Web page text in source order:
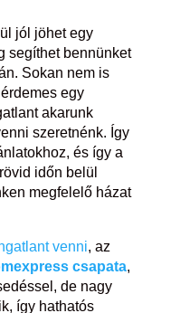
jól jöhet egy
segíthet bennünket
Sokan nem is
egy
akarunk
szeretnénk. Így
és így a
időn belül
megfelelő házat
venni, az
csapata,
de nagy
így hathatós